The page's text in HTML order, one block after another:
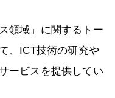
領域」に関するトー
、ICT技術の研究や
ービスを提供してい